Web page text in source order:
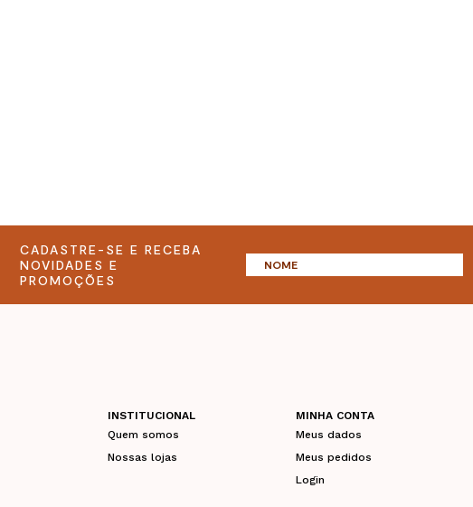
CADASTRE-SE E RECEBA
NOVIDADES E
PROMOÇÕES
INSTITUCIONAL
Quem somos
Nossas lojas
MINHA CONTA
Meus dados
Meus pedidos
Login